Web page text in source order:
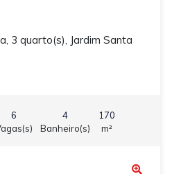
3 quarto(s), Jardim Santa
6
4
Banheiro(s)
170
m²